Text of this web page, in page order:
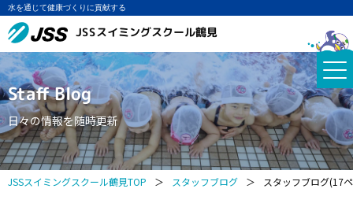
水を通じて健康づくりに貢献する
JSSスイミングスクール鶴見
Staff Blog
日々の情報を随時更新
JSSスイミングスクール鶴見TOP ＞ スタッフブログ ＞ スタッフブログ(17